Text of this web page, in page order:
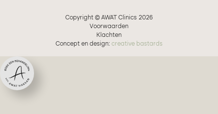
Copyright © AWAT Clinics 2026
Voorwaarden
Klachten
Concept en design: creative bastards